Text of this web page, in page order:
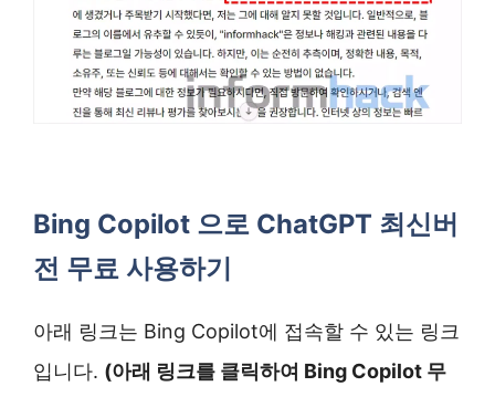
Bing Copilot 으로 ChatGPT 최신버
전 무료 사용하기
아래 링크는 Bing Copilot에 접속할 수 있는 링크
입니다. (아래 링크를 클릭하여 Bing Copilot 무